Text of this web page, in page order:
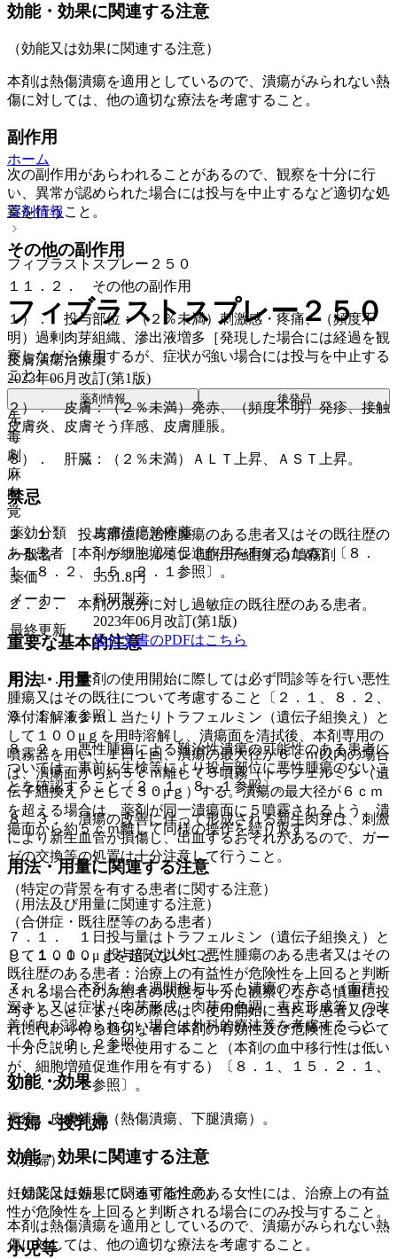
効能・効果に関連する注意
（効能又は効果に関連する注意）
本剤は熱傷潰瘍を適用としているので、潰瘍がみられない熱
傷に対しては、他の適切な療法を考慮すること。
副作用
次の副作用があらわれることがあるので、観察を十分に行
い、異常が認められた場合には投与を中止するなど適切な処
置を行うこと。
その他の副作用
１１．２． その他の副作用
１）． 投与部位：（２％未満）刺激感・疼痛、（頻度不
明）過剰肉芽組織、滲出液増多［発現した場合には経過を観
察しながら使用するが、症状が強い場合には投与を中止する
こと］。
２）． 皮膚：（２％未満）発赤、（頻度不明）発疹、接触
皮膚炎、皮膚そう痒感、皮膚腫脹。
３）． 肝臓：（２％未満）ＡＬＴ上昇、ＡＳＴ上昇。
禁忌
２．１． 投与部位に悪性腫瘍のある患者又はその既往歴の
ある患者［本剤が細胞増殖促進作用を有するため］〔８．
１、８．２、１５．２．１参照〕。
２．２． 本剤の成分に対し過敏症の既往歴のある患者。
重要な基本的注意
８．１． 本剤の使用開始に際しては必ず問診等を行い悪性
腫瘍又はその既往について考慮すること〔２．１、８．２、
９．１．１参照〕。
８．２． 悪性腫瘍による難治性潰瘍の可能性のある患者に
ついては、事前に生検等により投与部位に悪性腫瘍のないこ
とを確認すること〔２．１、８．１参照〕。
８．３． 潰瘍の改善に伴って形成される新生肉芽は、刺激
により新生血管が損傷し、出血するおそれがあるので、ガー
ゼの交換等の処置は十分注意して行うこと。
（特定の背景を有する患者に関する注意）
（合併症・既往歴等のある患者）
９．１．１． 投与部位以外に悪性腫瘍のある患者又はその
既往歴のある患者：治療上の有益性が危険性を上回ると判断
される場合にのみ患者の状態を十分に観察しながら慎重に投
与すること、またその際には、使用開始に当たり患者又はそ
れに代わり得る適切な者に本剤の有効性及び危険性について
十分に説明した上で使用すること（本剤の血中移行性は低い
が、細胞増殖促進作用を有する）〔８．１、１５．２．１、
１５．２．２参照〕。
妊婦・授乳婦
（妊婦）
妊婦又は妊娠している可能性のある女性には、治療上の有益
性が危険性を上回ると判断される場合にのみ投与すること。
小児等
ホーム
薬剤情報
フィブラストスプレー２５０
フィブラストスプレー２５０
皮膚潰瘍治療薬
2023年06月改訂(第1版)
薬剤情報 後発品
先
毒
劇
麻
向
覚
薬効分類
皮膚潰瘍治療薬
一般名
トラフェルミン (遺伝子組換え) 噴霧剤
薬価
5551.8円
メーカー
科研製薬
最終更新
2023年06月改訂(第1版)
添付文書のPDFはこちら
用法・用量
添付溶解液１ｍＬ当たりトラフェルミン（遺伝子組換え）と
して１００μｇを用時溶解し、潰瘍面を清拭後、本剤専用の
噴霧器を用い、１日１回、潰瘍の最大径が６ｃｍ以内の場合
は、潰瘍面から約５ｃｍ離して５噴霧（トラフェルミン（遺
伝子組換え）として３０μｇ）する。潰瘍の最大径が６ｃｍ
を超える場合は、薬剤が同一潰瘍面に５噴霧されるよう、潰
瘍面から約５ｃｍ離して同様の操作を繰り返す。
用法・用量に関連する注意
（用法及び用量に関連する注意）
７．１． １日投与量はトラフェルミン（遺伝子組換え）と
して１０００μｇを超えないこと。
７．２． 本剤を約４週間投与しても潰瘍の大きさ（面積、
深さ）又は症状（肉芽形成、肉芽の色調、表皮形成等）の改
善傾向が認められない場合は外科的療法等を考慮すること
〔１５．２．２参照〕。
効能・効果
褥瘡、皮膚潰瘍（熱傷潰瘍、下腿潰瘍）。
効能・効果に関連する注意
（効能又は効果に関連する注意）
本剤は熱傷潰瘍を適用としているので、潰瘍がみられない熱
傷に対しては、他の適切な療法を考慮すること。